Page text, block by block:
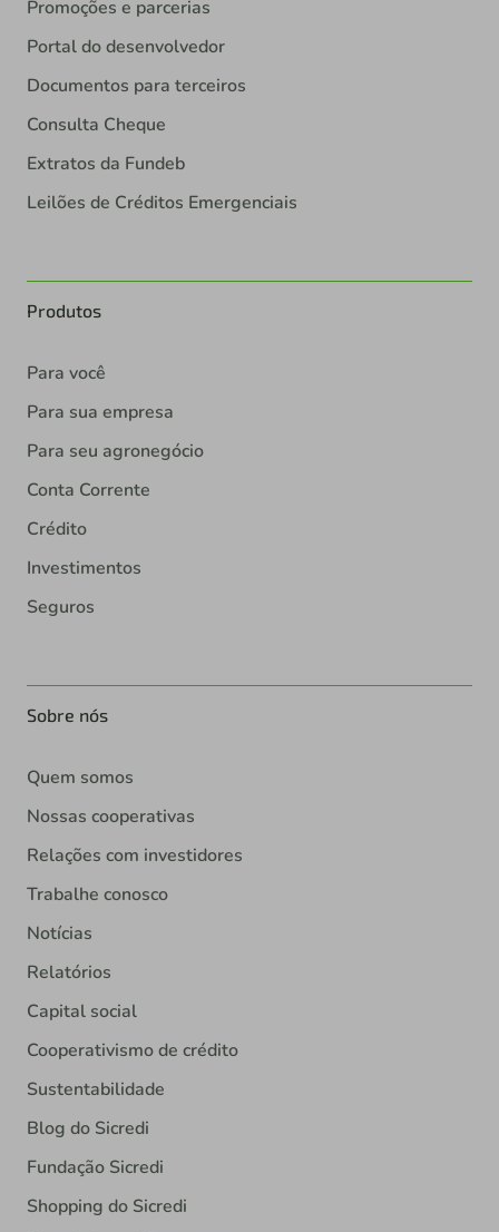
Promoções e parcerias
Portal do desenvolvedor
Documentos para terceiros
Consulta Cheque
Extratos da Fundeb
Leilões de Créditos Emergenciais
Produtos
Para você
Para sua empresa
Para seu agronegócio
Conta Corrente
Crédito
Investimentos
Seguros
Sobre nós
Quem somos
Nossas cooperativas
Relações com investidores
Trabalhe conosco
Notícias
Relatórios
Capital social
Cooperativismo de crédito
Sustentabilidade
Blog do Sicredi
Fundação Sicredi
Shopping do Sicredi